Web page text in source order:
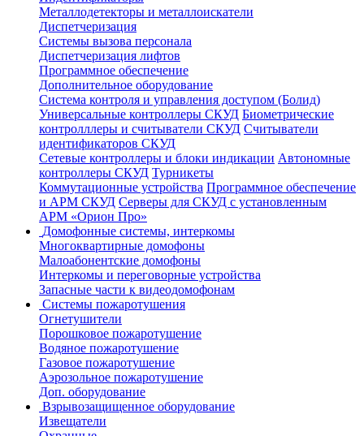
Металлодетекторы и металлоискатели
Диспетчеризация
Системы вызова персонала
Диспетчеризация лифтов
Программное обеспечение
Дополнительное оборудование
Система контроля и управления доступом (Болид)
Универсальные контроллеры СКУД Биометрические
контролллеры и считыватели СКУД Считыватели
идентификаторов СКУД
Сетевые контроллеры и блоки индикации Автономные
контроллеры СКУД Турникеты
Коммутационные устройства Программное обеспечение
и АРМ СКУД Серверы для СКУД с установленным
АРМ «Орион Про»
Домофонные системы, интеркомы
Многоквартирные домофоны
Малоабонентские домофоны
Интеркомы и переговорные устройства
Запасные части к видеодомофонам
Системы пожаротушения
Огнетушители
Порошковое пожаротушение
Водяное пожаротушение
Газовое пожаротушение
Аэрозольное пожаротушение
Доп. оборудование
Взрывозащищенное оборудование
Извещатели